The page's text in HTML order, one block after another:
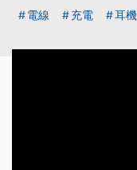
電線 充電 耳機